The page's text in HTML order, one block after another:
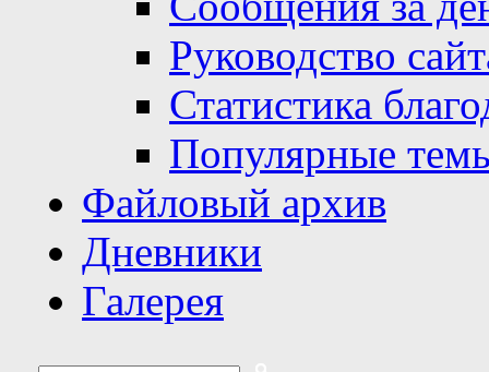
Руководство
Статистика
Популярные
Файловый архив
Дневники
Галерея